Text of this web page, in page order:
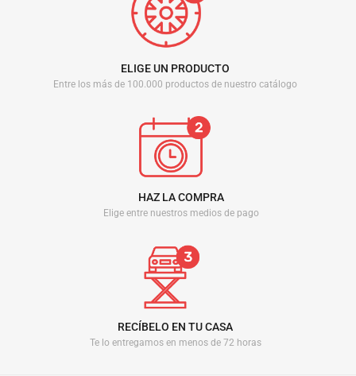
ELIGE UN PRODUCTO
Entre los más de 100.000 productos de nuestro catálogo
HAZ LA COMPRA
Elige entre nuestros medios de pago
RECÍBELO EN TU CASA
Te lo entregamos en menos de 72 horas